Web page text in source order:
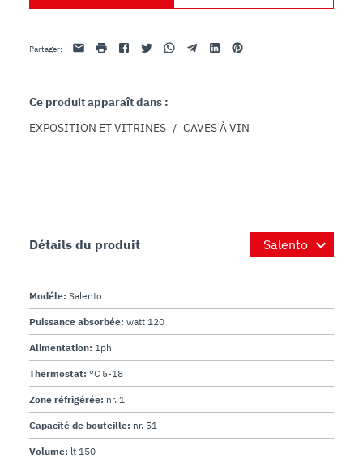
Partager: Email imprimerFacebookTwitterWhatsappTelegramLinkedinPinterest
Ce produit apparaît dans :
EXPOSITION ET VITRINES / CAVES À VIN
Détails du produit
Modéle: Salento
Puissance absorbée: watt 120
Alimentation: 1ph
Thermostat: °C 5-18
Zone réfrigérée: nr. 1
Capacité de bouteille: nr. 51
Volume: lt 150